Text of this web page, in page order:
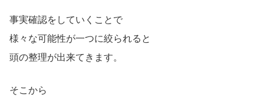
事実確認をしていくことで
様々な可能性が一つに絞られると
頭の整理が出来てきます。
そこから